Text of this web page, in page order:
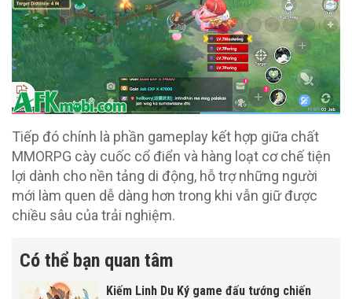
Tiếp đó chính là phần gameplay kết hợp giữa chất
MMORPG cày cuốc cổ điển và hàng loạt cơ chế tiện
lợi dành cho nền tảng di động, hỗ trợ những người
mới làm quen dễ dàng hơn trong khi vẫn giữ được
chiều sâu của trải nghiệm.
Có thể bạn quan tâm
Kiếm Linh Du Ký game đấu tướng chiến